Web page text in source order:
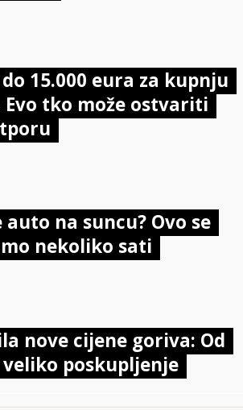
15.000 eura za kupnju
tko može ostvariti
na suncu? Ovo se
nekoliko sati
nove cijene goriva: Od
poskupljenje